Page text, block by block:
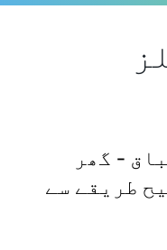
- گھر
طریقے سے